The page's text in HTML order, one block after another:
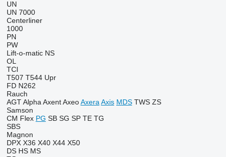
UN
UN 7000
Centerliner
1000
PN
PW
Lift-o-matic NS
OL
TCI
T507 T544 Upr
FD N262
Rauch
AGT Alpha Axent Axeo Axera Axis MDS TWS ZS
Samson
CM Flex PG SB SG SP TE TG
SBS
Magnon
DPX X36 X40 X44 X50
DS HS MS